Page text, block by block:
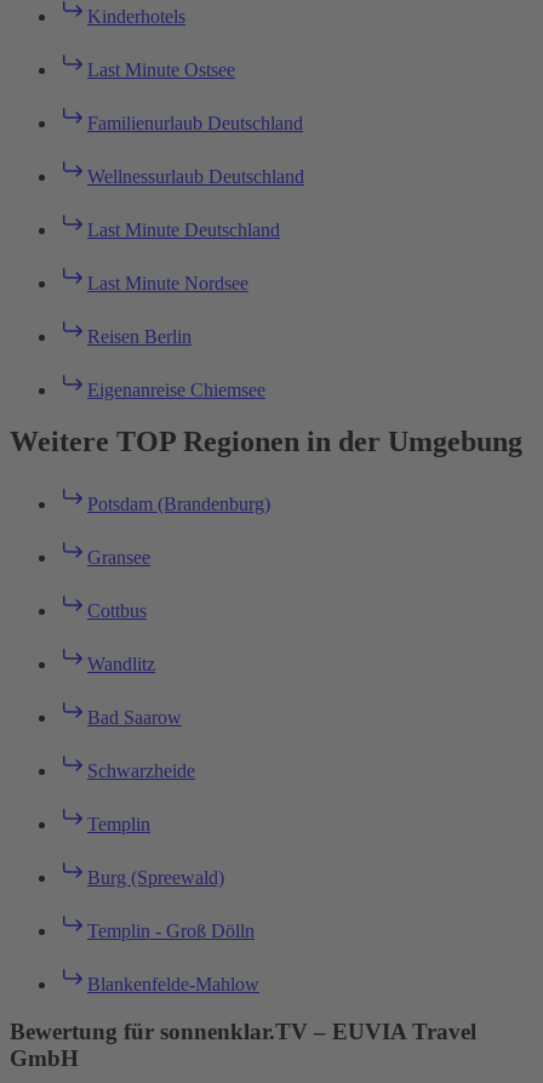
Kinderhotels
Last Minute Ostsee
Familienurlaub Deutschland
Wellnessurlaub Deutschland
Last Minute Deutschland
Last Minute Nordsee
Reisen Berlin
Eigenanreise Chiemsee
Weitere TOP Regionen in der Umgebung
Potsdam (Brandenburg)
Gransee
Cottbus
Wandlitz
Bad Saarow
Schwarzheide
Templin
Burg (Spreewald)
Templin - Groß Dölln
Blankenfelde-Mahlow
Bewertung für sonnenklar.TV – EUVIA Travel
GmbH